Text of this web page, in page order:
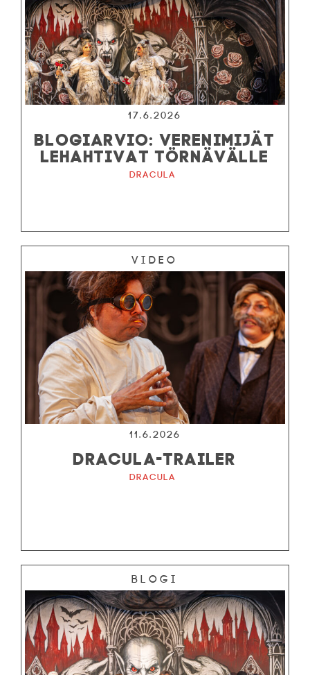
17.6.2026
BLOGIARVIO: VERENIMIJÄT
LEHAHTIVAT TÖRNÄVÄLLE
Dracula
Video
11.6.2026
DRACULA-TRAILER
Dracula
Blogi